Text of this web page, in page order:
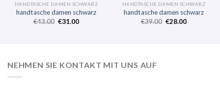
HANDTASCHE DAMEN SCHWARZ
handtasche damen schwarz
€43.00 €31.00
HANDTASCHE DAMEN SCHWARZ
handtasche damen schwarz
€39.00 €28.00
NEHMEN SIE KONTAKT MIT UNS AUF